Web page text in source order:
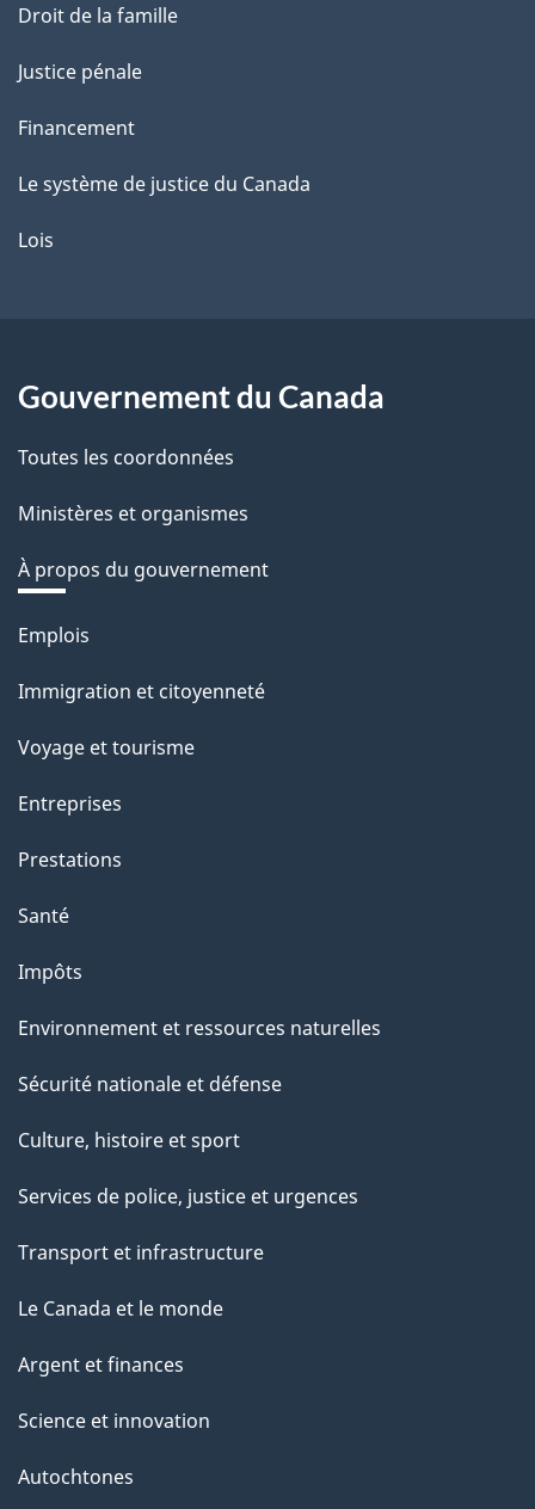
Droit de la famille
Justice pénale
Financement
Le système de justice du Canada
Lois
Gouvernement du Canada
Toutes les coordonnées
Ministères et organismes
À propos du gouvernement
Thèmes
sujets
Emplois
Immigration et citoyenneté
Voyage et tourisme
Entreprises
Prestations
Santé
Impôts
Environnement et ressources naturelles
Sécurité nationale et défense
Culture, histoire et sport
Services de police, justice et urgences
Transport et infrastructure
Le Canada et le monde
Argent et finances
Science et innovation
Autochtones